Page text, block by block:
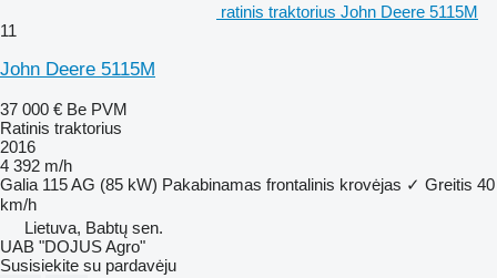
ratinis traktorius John Deere 5115M
11
John Deere 5115M
37 000 € Be PVM
Ratinis traktorius
2016
4 392 m/h
Galia 115 AG (85 kW) Pakabinamas frontalinis krovėjas ✓ Greitis 40
km/h
Lietuva, Babtų sen.
UAB "DOJUS Agro"
Susisiekite su pardavėju